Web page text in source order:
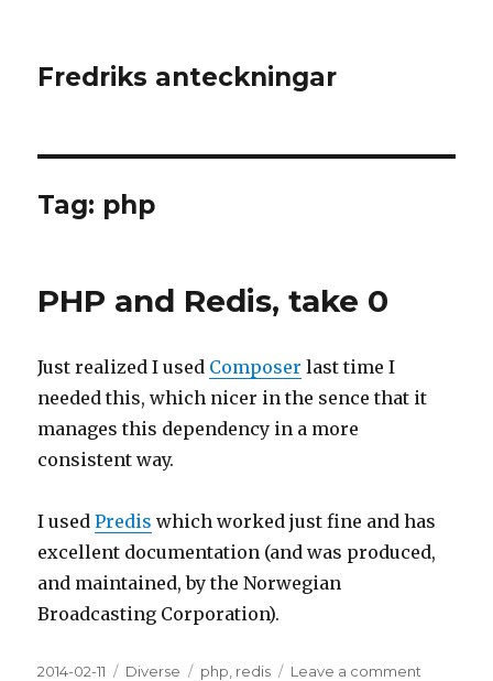
Fredriks anteckningar
Tag: php
PHP and Redis, take 0
Just realized I used Composer last time I
needed this, which nicer in the sence that it
manages this dependency in a more
consistent way.
I usedPredis which worked just fine and has
excellent documentation (and was produced,
and maintained, by the Norwegian
Broadcasting Corporation).
Posted
2014-02-11 Categories
Diverse Tags
php redis Leave a comment